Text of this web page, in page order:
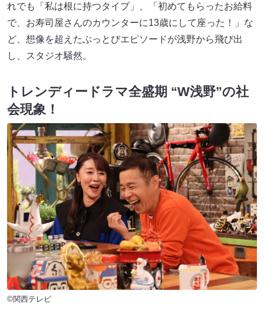
れでも「私は根に持つタイプ」、「初めてもらったお給料
で、お寿司屋さんのカウンターに13歳にして座った！」な
ど、想像を超えたぶっとびエピソードが浅野から飛び出
し、スタジオ騒然。
トレンディードラマ全盛期 “W浅野”の社
会現象！
©関西テレビ